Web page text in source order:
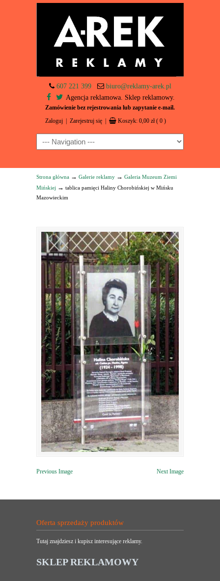
607 221 399
biuro@reklamy-arek.pl
Agencja reklamowa. Sklep reklamowy.
Zamówienie bez rejestrowania lub zapytanie e-mail.
Zaloguj Zarejestruj się Koszyk: 0,00 zł ( 0 )
Navigation
Strona główna → Galerie reklamy → Galeria Muzeum Ziemi
Mińskiej → tablica pamięci Haliny Chorobińskiej w Mińsku
Mazowieckim
Previous Image Next Image
Oferta sprzedaży produktów
Tutaj znajdziesz i kupisz interesujące reklamy.
SKLEP REKLAMOWY